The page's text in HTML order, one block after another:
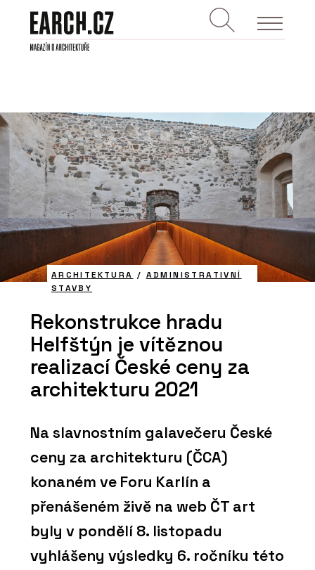
ARCHITEKTURA / ADMINISTRATIVNÍ
STAVBY
Rekonstrukce hradu
Helfštýn je vítěznou
realizací České ceny za
architekturu 2021
Na slavnostním galavečeru České
ceny za architekturu (ČCA)
konaném ve Foru Karlín a
přenášeném živě na web ČT art
byly v pondělí 8. listopadu
vyhlášeny výsledky 6. ročníku této